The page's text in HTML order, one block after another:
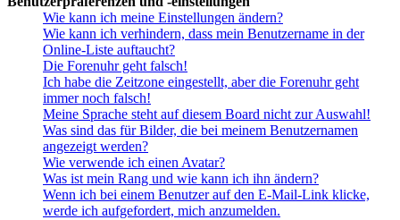
Wie kann ich meine Einstellungen ändern?
Wie kann ich verhindern, dass mein Benutzername in der
Online-Liste auftaucht?
Die Forenuhr geht falsch!
Ich habe die Zeitzone eingestellt, aber die Forenuhr geht
immer noch falsch!
Meine Sprache steht auf diesem Board nicht zur Auswahl!
Was sind das für Bilder, die bei meinem Benutzernamen
angezeigt werden?
Wie verwende ich einen Avatar?
Was ist mein Rang und wie kann ich ihn ändern?
Wenn ich bei einem Benutzer auf den E-Mail-Link klicke,
werde ich aufgefordert, mich anzumelden.